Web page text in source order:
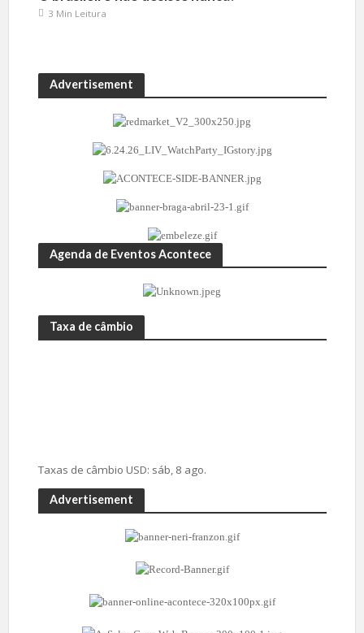
3 Min Leitura
Advertisement
Agenda de Eventos Acontece
Taxa de câmbio
Taxas de câmbio USD: sáb, 8 ago.
Advertisement